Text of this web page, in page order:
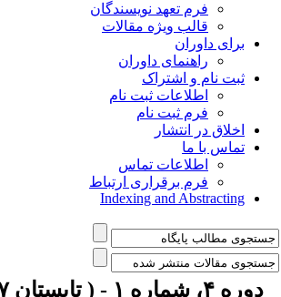
فرم تعهد نویسندگان
قالب ویژه مقالات
برای داوران
راهنمای داوران
ثبت نام و اشتراک
اطلاعات ثبت نام
فرم ثبت نام
اخلاق در انتشار
تماس با ما
اطلاعات تماس
فرم برقراری ارتباط
Indexing and Abstracting
دوره ۴، شماره ۱ - ( تابستان ۱۳۹۷ )